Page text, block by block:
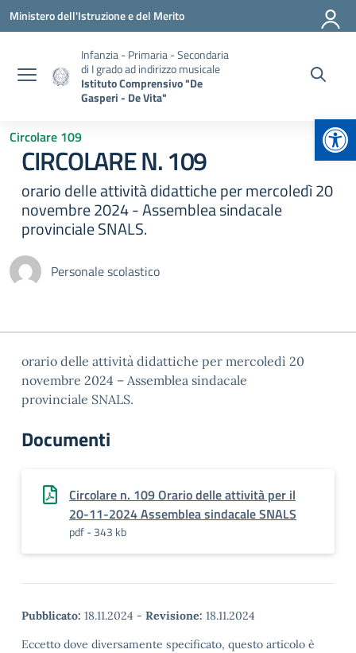
Vai ai contenuti
Vai al menu di navigazione
Vai al footer
Ministero dell'Istruzione e del Merito
Infanzia - Primaria - Secondaria
di I grado ad indirizzo musicale
Istituto Comprensivo "De
Gasperi - De Vita"
Circolare 109
CIRCOLARE N. 109
orario delle attività didattiche per mercoledì 20
novembre 2024 - Assemblea sindacale
provinciale SNALS.
Personale scolastico
orario delle attività didattiche per mercoledì 20
novembre 2024 – Assemblea sindacale
provinciale SNALS.
Documenti
Circolare n. 109 Orario delle attività per il
20-11-2024 Assemblea sindacale SNALS
pdf - 343 kb
Pubblicato: 18.11.2024 - Revisione: 18.11.2024
Eccetto dove diversamente specificato, questo articolo è